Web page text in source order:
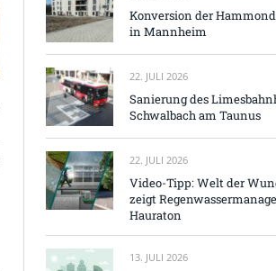
Konversion der
in Mannheim
22. JULI 2026
Sanierung des
Schwalbach am Taunus
22. JULI 2026
Video-Tipp: Welt der
zeigt
Hauraton
13. JULI 2026